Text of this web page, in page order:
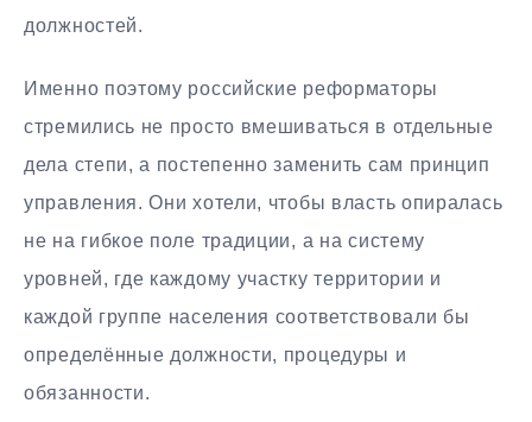
должностей.
Именно поэтому российские реформаторы
стремились не просто вмешиваться в отдельные
дела степи, а постепенно заменить сам принцип
управления. Они хотели, чтобы власть опиралась
не на гибкое поле традиции, а на систему
уровней, где каждому участку территории и
каждой группе населения соответствовали бы
определённые должности, процедуры и
обязанности.